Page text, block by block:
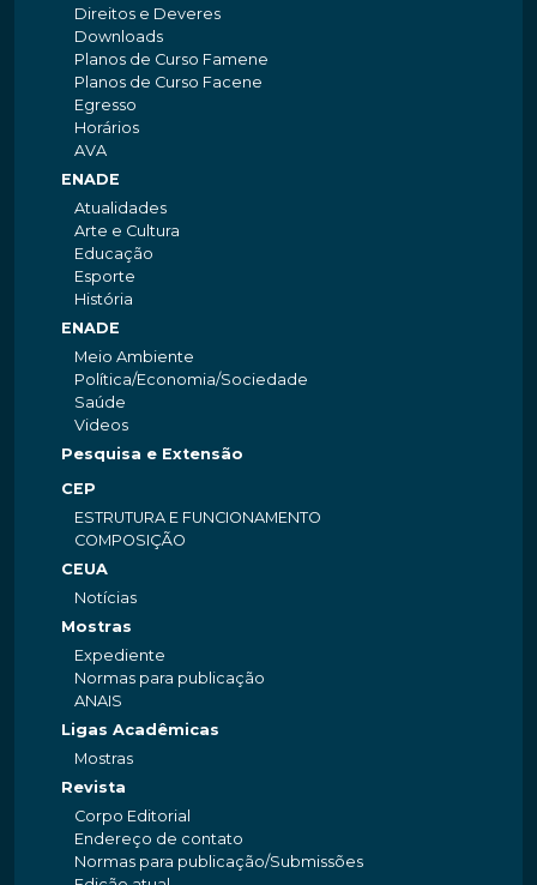
Direitos e Deveres
Downloads
Planos de Curso Famene
Planos de Curso Facene
Egresso
Horários
AVA
ENADE
Atualidades
Arte e Cultura
Educação
Esporte
História
ENADE
Meio Ambiente
Política/Economia/Sociedade
Saúde
Videos
Pesquisa e Extensão
CEP
ESTRUTURA E FUNCIONAMENTO
COMPOSIÇÃO
CEUA
Notícias
Mostras
Expediente
Normas para publicação
ANAIS
Ligas Acadêmicas
Mostras
Revista
Corpo Editorial
Endereço de contato
Normas para publicação/Submissões